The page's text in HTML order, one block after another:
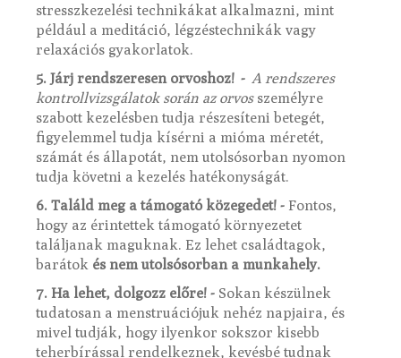
stresszkezelési technikákat alkalmazni, mint
például a meditáció, légzéstechnikák vagy
relaxációs gyakorlatok.
5. Járj rendszeresen orvoshoz! - A rendszeres
kontrollvizsgálatok során az orvos személyre
szabott kezelésben tudja részesíteni betegét,
figyelemmel tudja kísérni a mióma méretét,
számát és állapotát, nem utolsósorban nyomon
tudja követni a kezelés hatékonyságát.
6. Találd meg a támogató közegedet! - Fontos,
hogy az érintettek támogató környezetet
találjanak maguknak. Ez lehet családtagok,
barátok és nem utolsósorban a munkahely.
7. Ha lehet, dolgozz előre! - Sokan készülnek
tudatosan a menstruációjuk nehéz napjaira, és
mivel tudják, hogy ilyenkor sokszor kisebb
teherbírással rendelkeznek, kevésbé tudnak